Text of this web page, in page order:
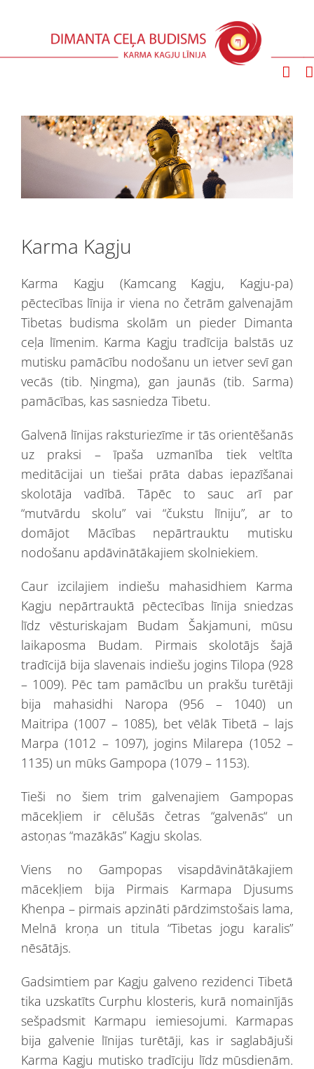
Karma Kagju
Karma Kagju (Kamcang Kagju, Kagju-pa)
pēctecības līnija ir viena no četrām galvenajām
Tibetas budisma skolām un pieder Dimanta
ceļa līmenim. Karma Kagju tradīcija balstās uz
mutisku pamācību nodošanu un ietver sevī gan
vecās (tib. Ņingma), gan jaunās (tib. Sarma)
pamācības, kas sasniedza Tibetu.
Galvenā līnijas raksturiezīme ir tās orientēšanās
uz praksi – īpaša uzmanība tiek veltīta
meditācijai un tiešai prāta dabas iepazīšanai
skolotāja vadībā. Tāpēc to sauc arī par
“mutvārdu skolu” vai “čukstu līniju”, ar to
domājot Mācības nepārtrauktu mutisku
nodošanu apdāvinātākajiem skolniekiem.
Caur izcilajiem indiešu mahasidhiem Karma
Kagju nepārtrauktā pēctecības līnija sniedzas
līdz vēsturiskajam Budam Šakjamuni, mūsu
laikaposma Budam. Pirmais skolotājs šajā
tradīcijā bija slavenais indiešu jogins Tilopa (928
– 1009). Pēc tam pamācību un prakšu turētāji
bija mahasidhi Naropa (956 – 1040) un
Maitripa (1007 – 1085), bet vēlāk Tibetā – lajs
Marpa (1012 – 1097), jogins Milarepa (1052 –
1135) un mūks Gampopa (1079 – 1153).
Tieši no šiem trim galvenajiem Gampopas
mācekļiem ir cēlušās četras “galvenās“ un
astoņas “mazākās” Kagju skolas.
Viens no Gampopas visapdāvinātākajiem
mācekļiem bija Pirmais Karmapa Djusums
Khenpa – pirmais apzināti pārdzimstošais lama,
Melnā kroņa un titula “Tibetas jogu karalis”
nēsātājs.
Gadsimtiem par Kagju galveno rezidenci Tibetā
tika uzskatīts Curphu klosteris, kurā nomainījās
sešpadsmit Karmapu iemiesojumi. Karmapas
bija galvenie līnijas turētāji, kas ir saglabājuši
Karma Kagju mutisko tradīciju līdz mūsdienām.